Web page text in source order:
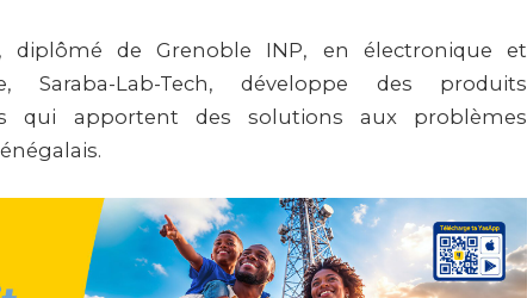
diplômé de Grenoble INP, en électronique et
Saraba-Lab-Tech, développe des produits
qui apportent des solutions aux problèmes